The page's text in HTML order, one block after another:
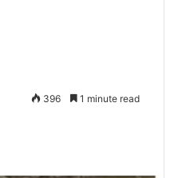
396 1 minute read